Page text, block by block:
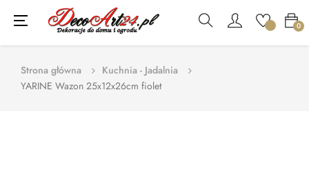
0
Toggle
navigation
☰
Strona główna
Kuchnia - Jadalnia
YARINE Wazon 25x12x26cm fiolet